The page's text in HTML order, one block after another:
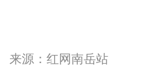
来源：红网南岳站